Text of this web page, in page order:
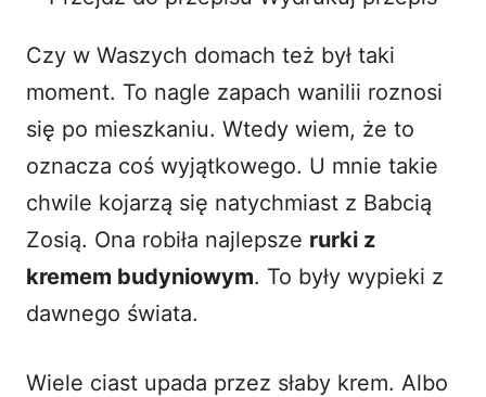
Czy w Waszych domach też był taki
moment. To nagle zapach wanilii roznosi
się po mieszkaniu. Wtedy wiem, że to
oznacza coś wyjątkowego. U mnie takie
chwile kojarzą się natychmiast z Babcią
Zosią. Ona robiła najlepsze rurki z
kremem budyniowym. To były wypieki z
dawnego świata.
Wiele ciast upada przez słaby krem. Albo